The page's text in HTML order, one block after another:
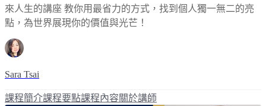
來人生的講座 教你用最省力的方式，找到個人獨一無二的亮
點，為世界展現你的價值與光芒！
Sara Tsai
課程簡介課程要點課程內容關於講師